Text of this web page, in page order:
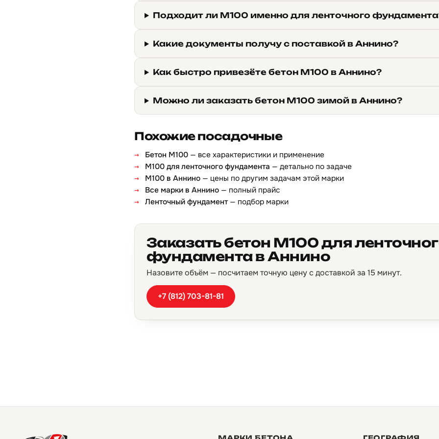
Подходит ли М100 именно для ленточного
Какие документы получу с поставкой в Аннино?
Как быстро привезёте бетон М100 в Аннино?
Можно ли заказать бетон М100 зимой в Аннино?
Похожие посадочные
Бетон М100 — все характеристики и применение
М100 для ленточного фундамента — детально по задаче
М100 в Аннино — цены по другим задачам этой марки
Все марки в Аннино — полный прайс
Ленточный фундамент— подбор марки
Заказать бетон М100 для
фундамента в Аннино
Назовите объём — посчитаем точную цену с доставкой за 15 минут.
+7 (812) 703-81-81